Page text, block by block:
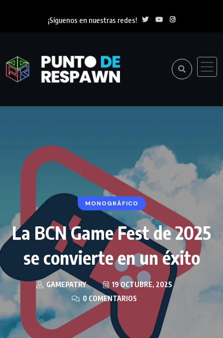
¡Síguenos en nuestras redes!
MONOGRÁFICO
La BCN Game Fest de 2025
se convierte en un éxito
GAMEPATRY
19 OCTUBRE, 2025
0 COMENTARIOS